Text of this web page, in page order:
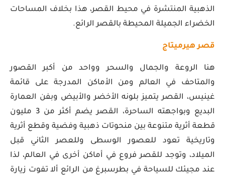
الذهبية المنتشرة في محيط القصر، هذا بخلاف المساحات
الخضراء الجميلة المحيطة بالقصر الرائع.
قصر هيرميتاج
هنا الروعة والجمال والسحر وواحد من أكبر القصور
والمتاحف في العالم ومن الأماكن المدرجة على قائمة
غينيس، القصر يتميز بلونه الأخضر والأبيض وبفن العمارة
البديع وبواجهته الساحرة، القصر يضم أكثر من 3 مليون
قطعة أثرية متنوعة بين منحوتات ذهبية وفضية وقطع أثرية
وتاريخية تعود للعصور الوسطى وللعصر الثاني قبل
الميلاد، وتوجد للقصر فروع في أماكن أخرى في العالم، لذا
عند مجيئك للسياحة في بطرسبرغ من الرائع ألا تفوت زيارة